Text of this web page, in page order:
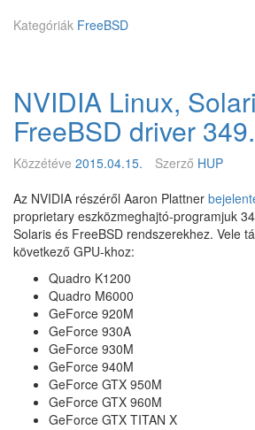
D
8
4
.
p
z
ó
d
–
p
k
g
r
e
m
o
v
e
Kategóriák FreeBSD
NVIDIA Linux,
FreeBSD driver
Közzétéve 2015.04.15. Szerző HUP
Az NVIDIA részéről Aaron Plattner
proprietary eszközmeghajtó-programjuk
Solaris és FreeBSD rendszerekhez. Vele
következő GPU-khoz:
Quadro K1200
Quadro M6000
GeForce 920M
GeForce 930A
GeForce 930M
GeForce 940M
GeForce GTX 950M
GeForce GTX 960M
GeForce GTX TITAN X